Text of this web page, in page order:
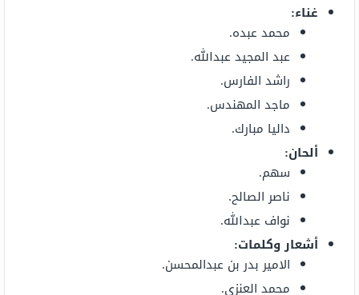
غناء:
محمد عبده.
عبد المجيد عبدالله.
راشد الفارس.
ماجد المهندس.
داليا مبارك.
ألحان:
سهم.
ناصر الصالح.
نواف عبدالله.
أشعار وكلمات:
الامير بدر بن عبدالمحسن.
محمد العنزي.